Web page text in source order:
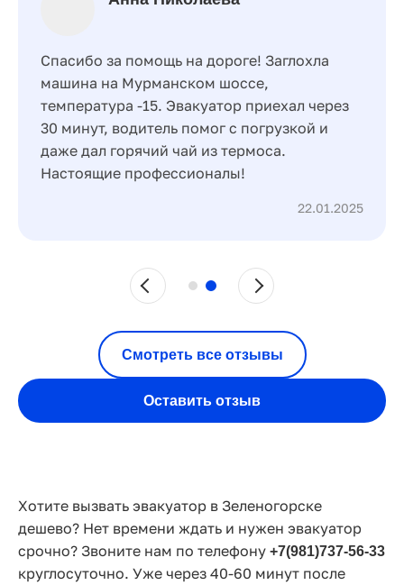
Спасибо за помощь на дороге! Заглохла
машина на Мурманском шоссе,
температура -15. Эвакуатор приехал через
30 минут, водитель помог с погрузкой и
даже дал горячий чай из термоса.
Настоящие профессионалы!
22.01.2025
Смотреть все отзывы
Оставить отзыв
Хотите вызвать эвакуатор в Зеленогорске
дешево? Нет времени ждать и нужен эвакуатор
срочно? Звоните нам по телефону +7(981)737-56-33
круглосуточно. Уже через 40-60 минут после